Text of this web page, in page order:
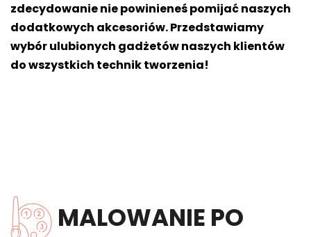
zdecydowanie nie powinieneś pomijać naszych
dodatkowych akcesoriów. Przedstawiamy
wybór ulubionych gadżetów naszych klientów
do wszystkich technik tworzenia!
MALOWANIE PO